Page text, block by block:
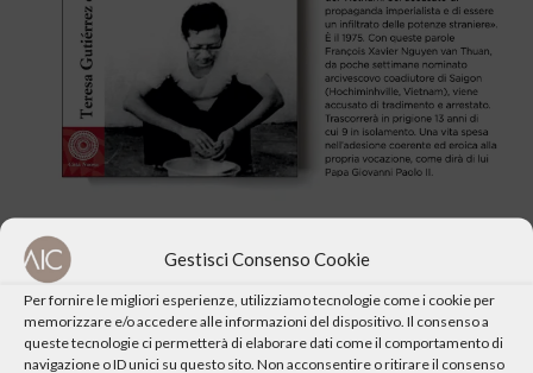
Gestisci Consenso Cookie
Per fornire le migliori esperienze, utilizziamo tecnologie come i cookie per
memorizzare e/o accedere alle informazioni del dispositivo. Il consenso a
queste tecnologie ci permetterà di elaborare dati come il comportamento di
navigazione o ID unici su questo sito. Non acconsentire o ritirare il consenso
CONDIVIDI QUESTO EVENTO